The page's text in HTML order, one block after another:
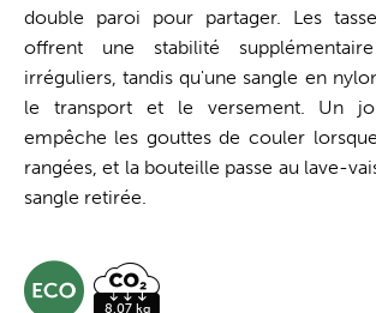
double paroi pour partager. Les
offrent une stabilité
irréguliers, tandis qu'une sangle en
le transport et le versement. Un
empêche les gouttes de couler
rangées, et la bouteille passe au lave-
sangle retirée.